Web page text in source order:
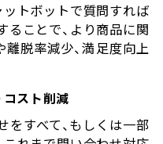
トボットで質問すれば
ことで、より商品に関
脱率減少、満足度向上
スト削減
すべて、もしくは一部